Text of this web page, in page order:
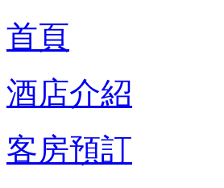
首頁
酒店介紹
客房預訂